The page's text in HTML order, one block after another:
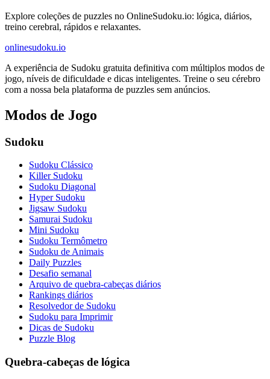
Explore coleções de puzzles no OnlineSudoku.io: lógica, diários,
treino cerebral, rápidos e relaxantes.
onlinesudoku.io
A experiência de Sudoku gratuita definitiva com múltiplos modos de
jogo, níveis de dificuldade e dicas inteligentes. Treine o seu cérebro
com a nossa bela plataforma de puzzles sem anúncios.
Modos de Jogo
Sudoku
Sudoku Clássico
Killer Sudoku
Sudoku Diagonal
Hyper Sudoku
Jigsaw Sudoku
Samurai Sudoku
Mini Sudoku
Sudoku Termômetro
Sudoku de Animais
Daily Puzzles
Desafio semanal
Arquivo de quebra-cabeças diários
Rankings diários
Resolvedor de Sudoku
Sudoku para Imprimir
Dicas de Sudoku
Puzzle Blog
Quebra-cabeças de lógica